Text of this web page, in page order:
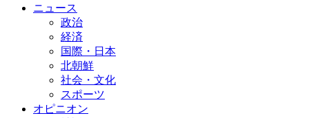
ニュース
政治
経済
国際・日本
北朝鮮
社会・文化
スポーツ
オピニオン